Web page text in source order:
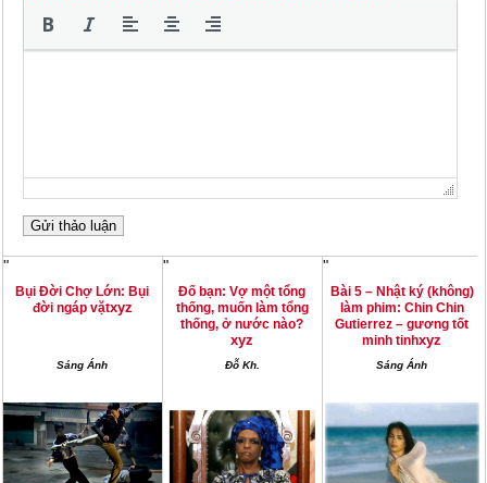
"
Bụi Đời Chợ Lớn: Bụi
đời ngáp vặtxyz
Sáng Ánh
"
Đố bạn: Vợ một tổng
thống, muốn làm tổng
thống, ở nước nào?
xyz
Đỗ Kh.
"
Bài 5 – Nhật ký (không)
làm phim: Chin Chin
Gutierrez – gương tốt
minh tinhxyz
Sáng Ánh